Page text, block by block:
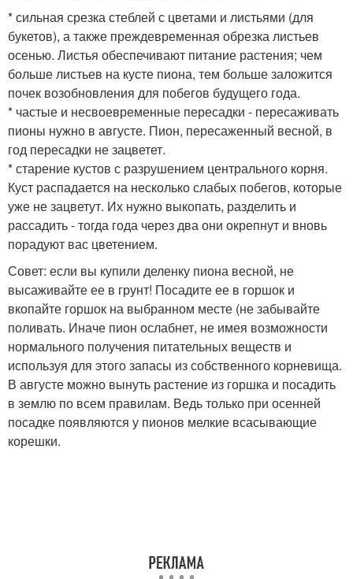
* сильная срезка стеблей с цветами и листьями (для
букетов), а также преждевременная обрезка листьев
осенью. Листья обеспечивают питание растения; чем
больше листьев на кусте пиона, тем больше заложится
почек возобновления для побегов будущего года.
* частые и несвоевременные пересадки - пересаживать
пионы нужно в августе. Пион, пересаженный весной, в
год пересадки не зацветет.
* старение кустов с разрушением центрального корня.
Куст распадается на несколько слабых побегов, которые
уже не зацветут. Их нужно выкопать, разделить и
рассадить - тогда года через два они окрепнут и вновь
порадуют вас цветением.
Совет: если вы купили деленку пиона весной, не
высаживайте ее в грунт! Посадите ее в горшок и
вкопайте горшок на выбранном месте (не забывайте
поливать. Иначе пион ослабнет, не имея возможности
нормального получения питательных веществ и
используя для этого запасы из собственного корневища.
В августе можно вынуть растение из горшка и посадить
в землю по всем правилам. Ведь только при осенней
посадке появляются у пионов мелкие всасывающие
корешки.